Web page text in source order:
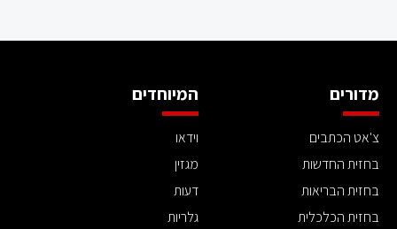
מדורים
צ'אט הכתבים
בחזית החדשות
בחזית הבריאות
בחזית הכלכלית
המיוחדים
וידאו
מגזין
דעות
גלריות